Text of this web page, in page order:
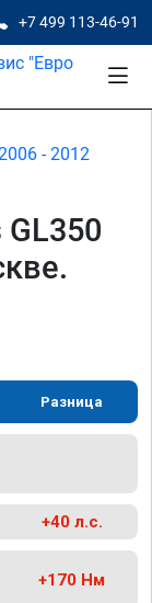
+7 499 113-46-91
- 2012
Разница
+40 л.с.
+170 Нм